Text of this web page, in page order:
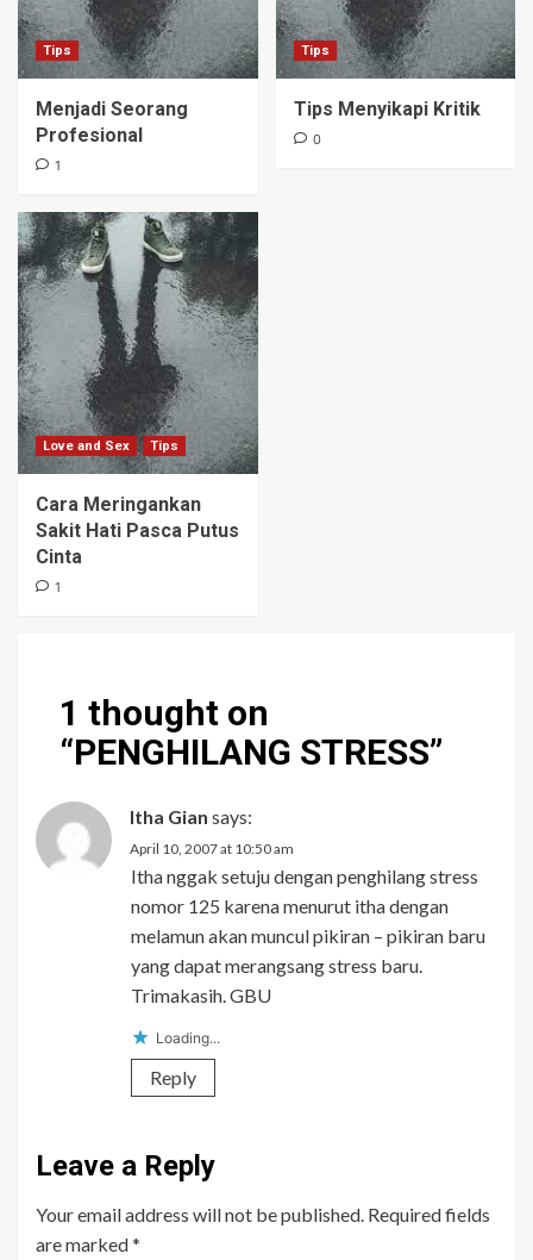
Tips
Menjadi Seorang
Profesional
1
Tips
Tips Menyikapi Kritik
0
Love and Sex Tips
Cara Meringankan
Sakit Hati Pasca Putus
Cinta
1
1 thought on
“PENGHILANG STRESS”
Itha Gian says:
April 10, 2007 at 10:50 am
Itha nggak setuju dengan penghilang stress
nomor 125 karena menurut itha dengan
melamun akan muncul pikiran – pikiran baru
yang dapat merangsang stress baru.
Trimakasih. GBU
Loading...
Reply
Leave a Reply
Your email address will not be published. Required fields
are marked*